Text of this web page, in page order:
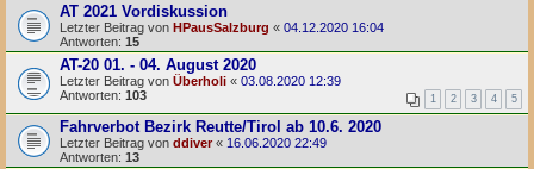
AT 2021 Vordiskussion
Letzter Beitrag von HPausSalzburg « 04.12.2020 16:04
Antworten: 15
AT-20 01. - 04. August 2020
Letzter Beitrag von Überholi « 03.08.2020 12:39
Antworten: 103 1 2 3 4 5
Fahrverbot Bezirk Reutte/Tirol ab 10.6. 2020
Letzter Beitrag von ddiver « 16.06.2020 22:49
Antworten: 13